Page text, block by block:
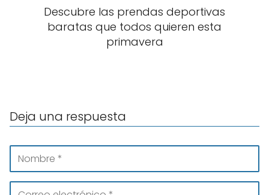
Descubre las prendas deportivas
baratas que todos quieren esta
primavera
Deja una respuesta